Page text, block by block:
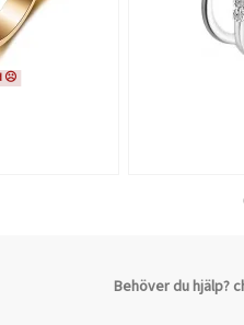
☹
Behöver du hjälp?